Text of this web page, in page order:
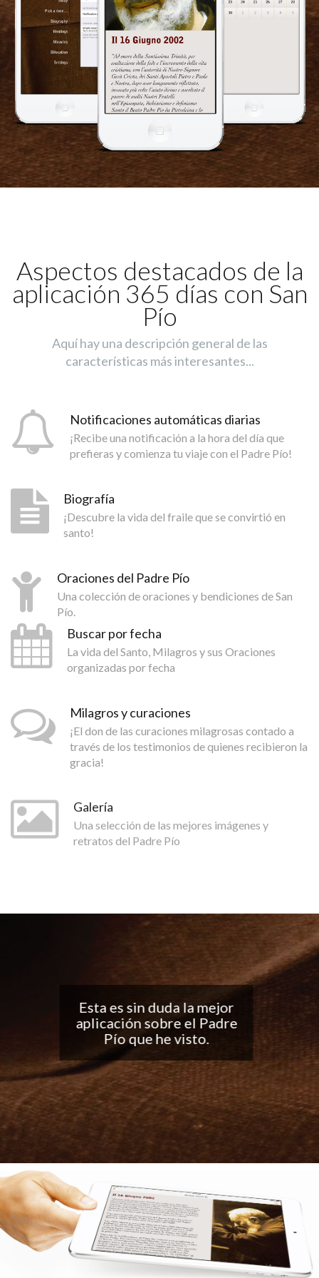
Aspectos destacados de la
aplicación 365 días con San
Pío
Aquí hay una descripción general de las
características más interesantes...
Notificaciones automáticas diarias
¡Recibe una notificación a la hora del día que
prefieras y comienza tu viaje con el Padre Pío!
Biografía
¡Descubre la vida del fraile que se convirtió en
santo!
Oraciones del Padre Pío
Una colección de oraciones y bendiciones de San
Pío.
Buscar por fecha
La vida del Santo, Milagros y sus Oraciones
organizadas por fecha
Milagros y curaciones
¡El don de las curaciones milagrosas contado a
través de los testimonios de quienes recibieron la
gracia!
Galería
Una selección de las mejores imágenes y
retratos del Padre Pío
Buena aplicación, me
encantan las
notificaciones todos los
días... ¡Sigan con el buen
trabajo!